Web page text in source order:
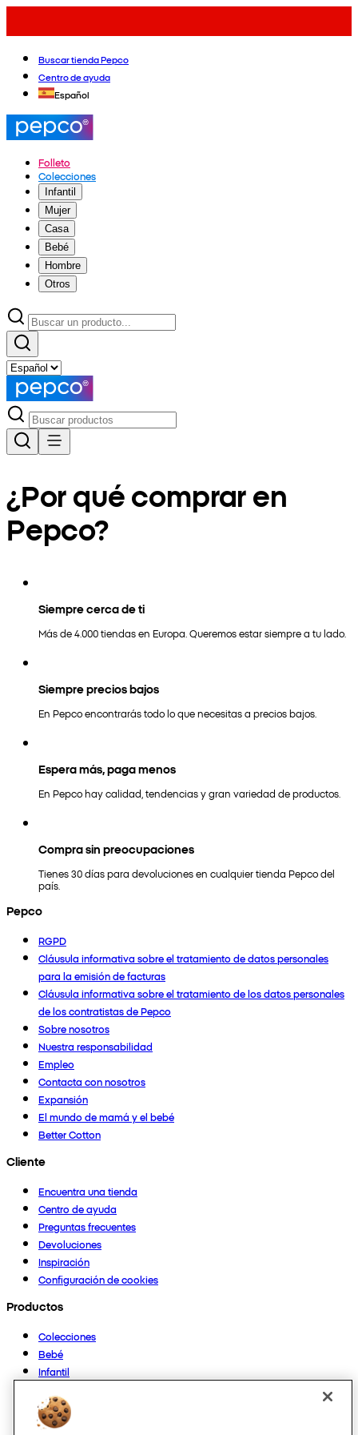
Buscar tienda Pepco
Centro de ayuda
Español
Folleto
Colecciones
Infantil
Mujer
Casa
Bebé
Hombre
Otros
¿Por qué comprar en
Pepco?
Siempre cerca de ti
Más de 4.000 tiendas en Europa. Queremos estar siempre a tu lado.
Siempre precios bajos
En Pepco encontrarás todo lo que necesitas a precios bajos.
Espera más, paga menos
En Pepco hay calidad, tendencias y gran variedad de productos.
Compra sin preocupaciones
Tienes 30 días para devoluciones en cualquier tienda Pepco del
país.
Pepco
RGPD
Cláusula informativa sobre el tratamiento de datos personales
para la emisión de facturas
Cláusula informativa sobre el tratamiento de los datos personales
de los contratistas de Pepco
Sobre nosotros
Nuestra responsabilidad
Empleo
Contacta con nosotros
Expansión
El mundo de mamá y el bebé
Better Cotton
Cliente
Encuentra una tienda
Centro de ayuda
Preguntas frecuentes
Devoluciones
Inspiración
Configuración de cookies
Productos
Colecciones
Bebé
Infantil
Mujer
Hombre